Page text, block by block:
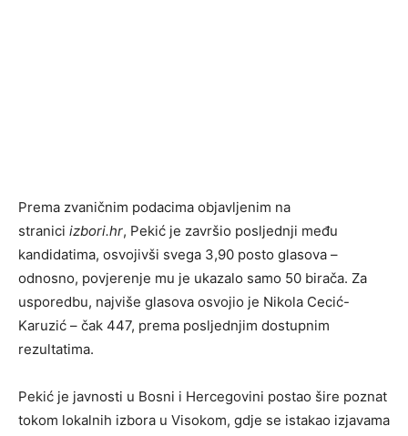
Prema zvaničnim podacima objavljenim na
stranici izbori.hr, Pekić je završio posljednji među
kandidatima, osvojivši svega 3,90 posto glasova –
odnosno, povjerenje mu je ukazalo samo 50 birača. Za
usporedbu, najviše glasova osvojio je Nikola Cecić-
Karuzić – čak 447, prema posljednjim dostupnim
rezultatima.
Pekić je javnosti u Bosni i Hercegovini postao šire poznat
tokom lokalnih izbora u Visokom, gdje se istakao izjavama